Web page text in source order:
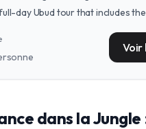
day Ubud tour that includes
panoramic views and
Voir
dans la